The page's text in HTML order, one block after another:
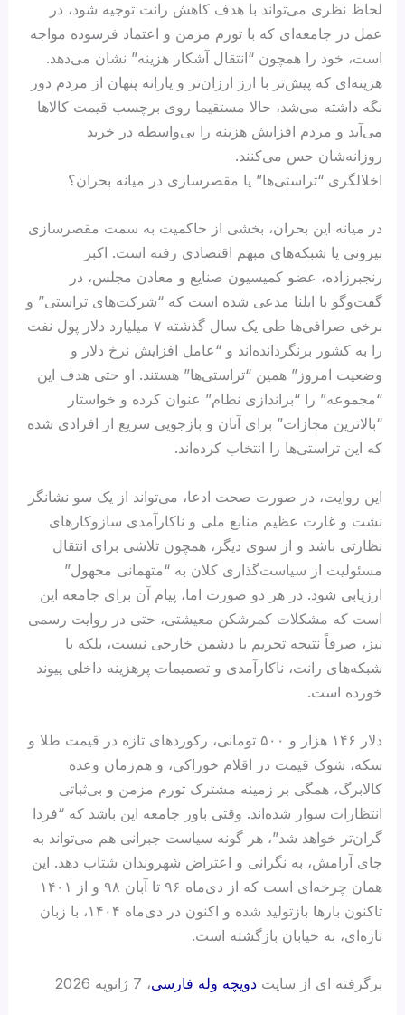
لحاظ نظری می‌تواند با هدف کاهش رانت توجیه شود، در
عمل در جامعه‌ای که با تورم مزمن و اعتماد فرسوده مواجه
است، خود را همچون “انتقال آشکار هزینه” نشان می‌دهد.
هزینه‌ای که پیش‌تر با ارز ارزان‌تر و یارانه پنهان از مردم دور
نگه داشته می‌شد، حالا مستقیما روی برچسب قیمت کالاها
می‌آید و مردم افزایش هزینه را بی‌واسطه در خرید
روزانه‌شان حس می‌کنند.
اخلالگری “تراستی‌ها” یا مقصرسازی در میانه بحران؟
در میانه این بحران، بخشی از حاکمیت به سمت مقصرسازی
بیرونی یا شبکه‌های مبهم اقتصادی رفته است. اکبر
رنجبرزاده، عضو کمیسیون صنایع و معادن مجلس، در
گفت‌وگو با ایلنا مدعی شده است که “شرکت‌های تراستی” و
برخی صرافی‌ها طی یک سال گذشته ۷ میلیارد دلار پول نفت
را به کشور برنگردانده‌اند و “عامل افزایش نرخ دلار و
وضعیت امروز” همین “تراستی‌ها” هستند. او حتی هدف این
“مجموعه” را “براندازی نظام” عنوان کرده و خواستار
“بالاترین مجازات” برای آنان و بازجویی سریع از افرادی شده
که این تراستی‌ها را انتخاب کرده‌اند.
این روایت، در صورت صحت ادعا، می‌تواند از یک سو نشانگر
نشت و غارت عظیم منابع ملی و ناکارآمدی سازوکارهای
نظارتی باشد و از سوی دیگر، همچون تلاشی برای انتقال
مسئولیت از سیاست‌گذاری کلان به “متهمانی مجهول”
ارزیابی شود. در هر دو صورت اما، پیام آن برای جامعه این
است که مشکلات کمرشکن معیشتی، حتی در روایت رسمی
نیز، صرفاً نتیجه تحریم یا دشمن خارجی نیست، بلکه با
شبکه‌های رانت، ناکارآمدی و تصمیمات پرهزینه داخلی پیوند
خورده است.
دلار ۱۴۶ هزار و ۵۰۰ تومانی، رکوردهای تازه در قیمت طلا و
سکه، شوک قیمت در اقلام خوراکی، و هم‌زمان وعده
کالابرگ، همگی بر زمینه مشترک تورم مزمن و بی‌ثباتی
انتظارات سوار شده‌اند. وقتی باور جامعه این باشد که “فردا
گران‌تر خواهد شد”، هر گونه سیاست جبرانی هم می‌تواند به
جای آرامش، به نگرانی و اعتراض شهروندان شتاب دهد. این
همان چرخه‌ای است که از دی‌ماه ۹۶ تا آبان ۹۸ و از ۱۴۰۱
تاکنون بارها بازتولید شده و اکنون در دی‌ماه ۱۴۰۴، با زبان
تازه‌ای، به خیابان بازگشته است.
برگرفته ای از سایت دویچه وله فارسی، 7 ژانویه 2026